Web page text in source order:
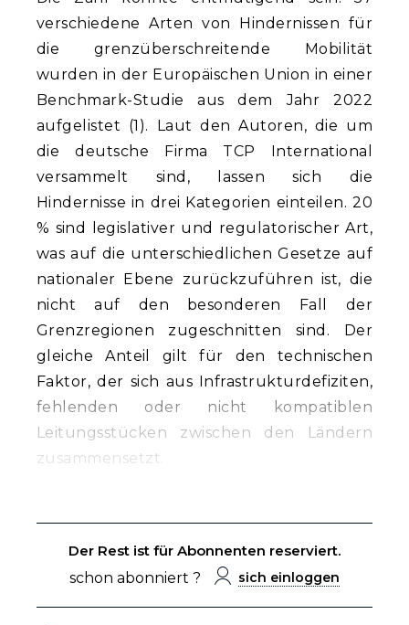
verschiedene Arten von Hindernissen für
die grenzüberschreitende Mobilität
wurden in der Europäischen Union in einer
Benchmark-Studie aus dem Jahr 2022
aufgelistet (1). Laut den Autoren, die um
die deutsche Firma TCP International
versammelt sind, lassen sich die
Hindernisse in drei Kategorien einteilen. 20
% sind legislativer und regulatorischer Art,
was auf die unterschiedlichen Gesetze auf
nationaler Ebene zurückzuführen ist, die
nicht auf den besonderen Fall der
Grenzregionen zugeschnitten sind. Der
gleiche Anteil gilt für den technischen
Faktor, der sich aus Infrastrukturdefiziten,
fehlenden oder nicht kompatiblen
Leitungsstücken zwischen den Ländern
zusammensetzt.
Der Rest ist für Abonnenten reserviert.
schon abonniert ?
sich einloggen